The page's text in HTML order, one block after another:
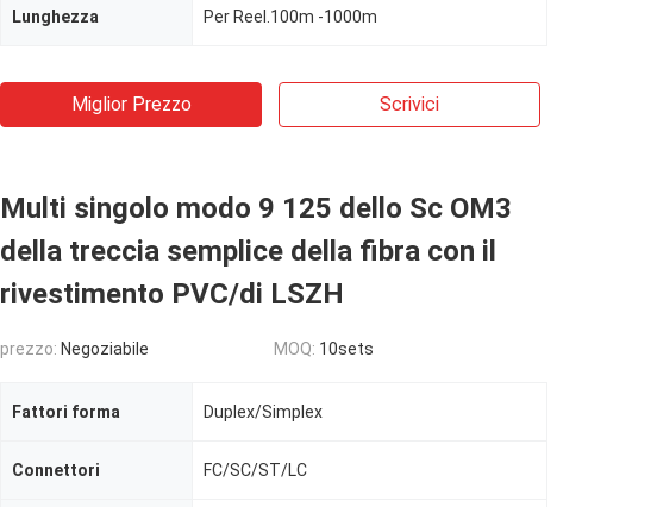
Lunghezza Per Reel.100m -1000m
Miglior Prezzo Scrivici
Multi singolo modo 9 125 dello Sc OM3
della treccia semplice della fibra con il
rivestimento PVC/di LSZH
prezzo: Negoziabile MOQ: 10sets
Fattori forma Duplex/Simplex
Connettori FC/SC/ST/LC